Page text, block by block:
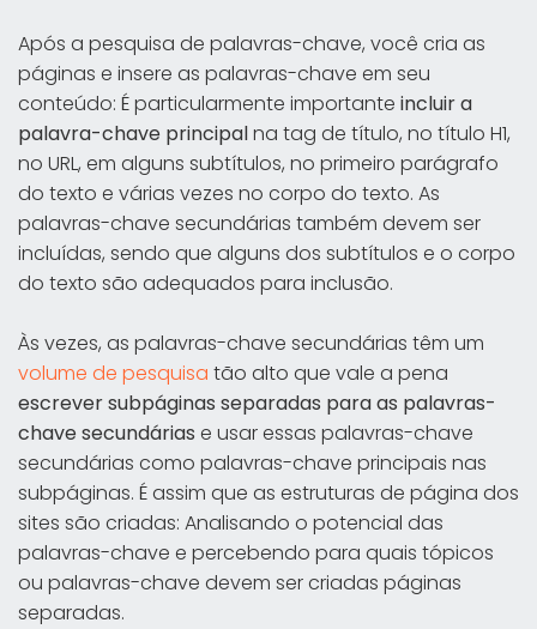
Após a pesquisa de palavras-chave, você cria as
páginas e insere as palavras-chave em seu
conteúdo: É particularmente importante incluir a
palavra-chave principalna tag de título, no título H1,
no URL, em alguns subtítulos, no primeiro parágrafo
do texto e várias vezes no corpo do texto. As
palavras-chave secundárias também devem ser
incluídas, sendo que alguns dos subtítulos e o corpo
do texto são adequados para inclusão.
Às vezes, as palavras-chave secundárias têm um
volume de pesquisa tão alto que vale a pena
escrever subpáginas separadas para as palavras-
chave secundárias e usar essas palavras-chave
secundárias como palavras-chave principais nas
subpáginas. É assim que as estruturas de página dos
sites são criadas: Analisando o potencial das
palavras-chave e percebendo para quais tópicos
ou palavras-chave devem ser criadas páginas
separadas.